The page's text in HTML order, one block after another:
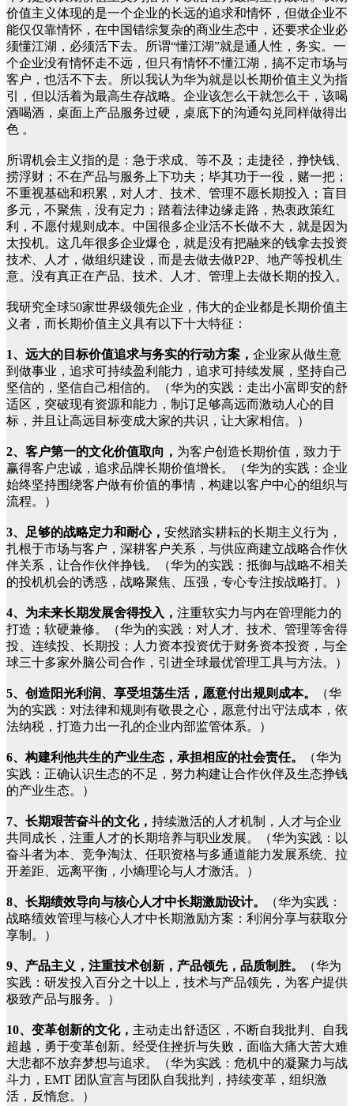
价值主义体现的是一个企业的长远的追求和情怀，但做企业不
能仅仅靠情怀，在中国错综复杂的商业生态中，还要求企业必
须懂江湖，必须活下去。所谓“懂江湖”就是通人性，务实。一
个企业没有情怀走不远，但只有情怀不懂江湖，搞不定市场与
客户，也活不下去。所以我认为华为就是以长期价值主义为指
引，但以活着为最高生存战略。企业该怎么干就怎么干，该喝
酒喝酒，桌面上产品服务过硬，桌底下的沟通勾兑同样做得出
色 。
所谓机会主义指的是：急于求成、等不及；走捷径，挣快钱、
捞浮财；不在产品与服务上下功夫；毕其功于一役，赌一把；
不重视基础和积累，对人才、技术、管理不愿长期投入；盲目
多元，不聚焦，没有定力；踏着法律边缘走路，热衷政策红
利，不愿付规则成本。中国很多企业活不长做不大，就是因为
太投机。这几年很多企业爆仓，就是没有把融来的钱拿去投资
技术、人才，做组织建设，而是去做去做P2P、地产等投机生
意。没有真正在产品、技术、人才、管理上去做长期的投入。
我研究全球50家世界级领先企业，伟大的企业都是长期价值主
义者，而长期价值主义具有以下十大特征：
1、远大的目标价值追求与务实的行动方案， 企业家从做生意
到做事业，追求可持续盈利能力，追求可持续发展，坚持自己
坚信的，坚信自己相信的。（华为的实践：走出小富即安的舒
适区，突破现有资源和能力，制订足够高远而激动人心的目
标，并且让高远目标变成大家的共识，让大家相信。）
2、客户第一的文化价值取向， 为客户创造长期价值，致力于
赢得客户忠诚，追求品牌长期价值增长。（华为的实践：企业
始终坚持围绕客户做有价值的事情，构建以客户中心的组织与
流程。）
3、足够的战略定力和耐心， 安然踏实耕耘的长期主义行为，
扎根于市场与客户，深耕客户关系，与供应商建立战略合作伙
伴关系，让合作伙伴挣钱。（华为的实践：抵御与战略不相关
的投机机会的诱惑，战略聚焦、压强，专心专注按战略打。）
4、为未来长期发展舍得投入， 注重软实力与内在管理能力的
打造；软硬兼修。（华为的实践：对人才、技术、管理等舍得
投、连续投、长期投；人力资本投资优于财务资本投资，与全
球三十多家外脑公司合作，引进全球最优管理工具与方法。）
5、创造阳光利润、享受坦荡生活，愿意付出规则成本。
（华
为的实践：对法律和规则有敬畏之心，愿意付出守法成本，依
法纳税，打造力出一孔的企业内部监管体系。）
6、构建利他共生的产业生态，承担相应的社会责任。
（华为
实践：正确认识生态的不足，努力构建让合作伙伴及生态挣钱
的产业生态。）
7、长期艰苦奋斗的文化， 持续激活的人才机制，人才与企业
共同成长，注重人才的长期培养与职业发展。（华为实践：以
奋斗者为本、竞争淘汰、任职资格与多通道能力发展系统、拉
开差距、远离平衡，小熵理论与人才激活。）
8、长期绩效导向与核心人才中长期激励设计。
（华为实践：
战略绩效管理与核心人才中长期激励方案：利润分享与获取分
享制。）
9、产品主义，注重技术创新，产品领先，品质制胜。
（华为
实践：研发投入百分之十以上，技术与产品领先，为客户提供
极致产品与服务。）
10、变革创新的文化， 主动走出舒适区，不断自我批判、自我
超越，勇于变革创新。经受住挫折与失败，面临大痛大苦大难
大悲都不放弃梦想与追求。（华为实践：危机中的凝聚力与战
斗力，EMT 团队宣言与团队自我批判，持续变革，组织激
活，反惰怠。）